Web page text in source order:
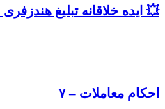
خلاقانه تبلیغ هندزفری سونی
– ۷